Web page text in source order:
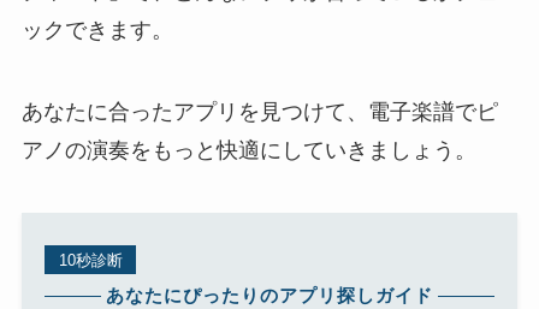
ックできます。
あなたに合ったアプリを見つけて、電子楽譜でピ
アノの演奏をもっと快適にしていきましょう。
10秒診断
あなたにぴったりのアプリ探しガイド